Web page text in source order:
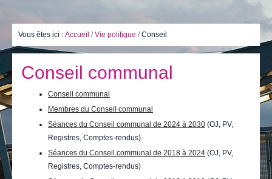
Vie politique
Publications
Actualités
E-guichet / Prendre RDV
Vous êtes ici : Accueil /Vie politique /Conseil
Conseil communal
Conseil communal
Membres du Conseil communal
Séances du Conseil communal de 2024 à 2030 (OJ, PV,
Registres, Comptes-rendus)
Séances du Conseil communal de 2018 à 2024 (OJ, PV,
Registres, Comptes-rendus)